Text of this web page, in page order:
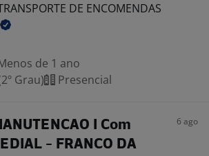
DE ENCOMENDAS
de 1 ano
Grau)
Presencial
I Com
- FRANCO DA
6 ago